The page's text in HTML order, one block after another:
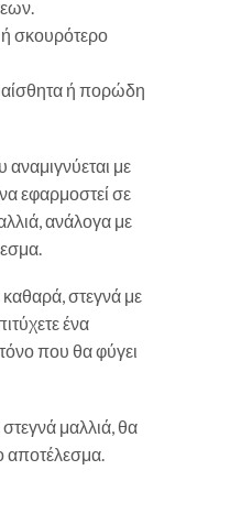
σκουρότερο
ή πορώδη
με
εφαρμοστεί σε
ανάλογα με
στεγνά με
ένα
που θα φύγει
μαλλιά, θα
αποτέλεσμα.